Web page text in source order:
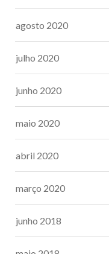
agosto 2020
julho 2020
junho 2020
maio 2020
abril 2020
março 2020
junho 2018